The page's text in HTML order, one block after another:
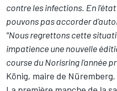
contre les infections. En
pouvons pas accorder
"Nous regrettons cette
impatience une nouvelle
course du Norisring l'année
König, maire de Nüremberg.